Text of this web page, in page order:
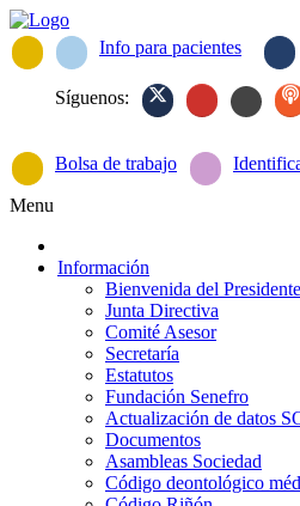
Info para pacientes
Síguenos:
Bolsa de trabajo
Menu
Información
Bienvenida del Presidente
Junta Directiva
Comité Asesor
Secretaría
Estatutos
Fundación Senefro
Actualización de datos
Documentos
Asambleas Sociedad
Código deontológico